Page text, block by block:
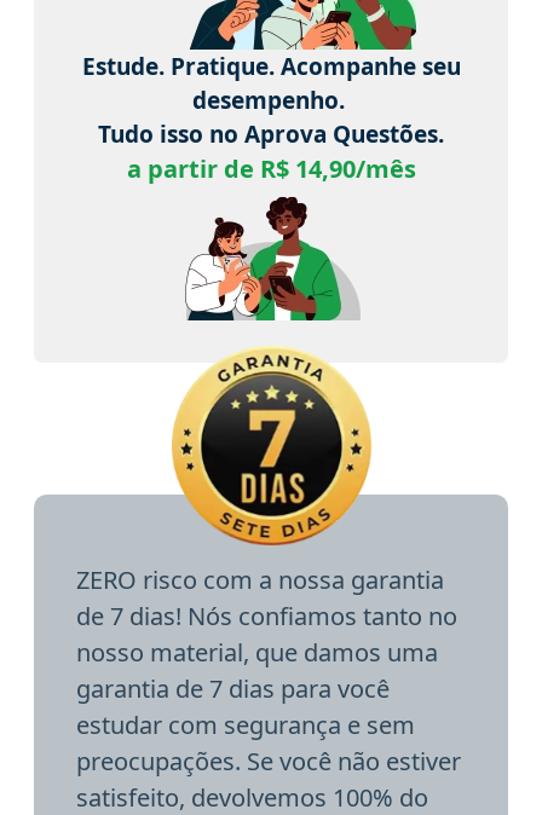
Estude. Pratique. Acompanhe seu
desempenho.
Tudo isso no Aprova Questões.
a partir de R$ 14,90/mês
ZERO risco com a nossa garantia
de 7 dias! Nós confiamos tanto no
nosso material, que damos uma
garantia de 7 dias para você
estudar com segurança e sem
preocupações. Se você não estiver
satisfeito, devolvemos 100% do